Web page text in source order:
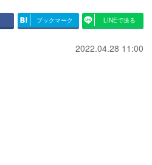
ブックマーク LINEで送る
2022.04.28 11:00